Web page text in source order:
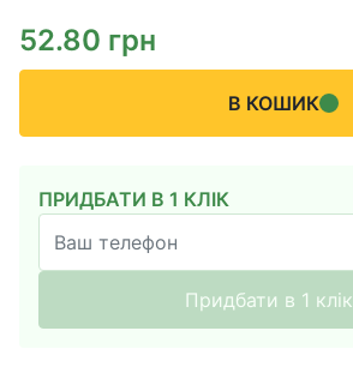
52.80 грн
В КОШИК
ПРИДБАТИ В 1 КЛІК
Придбати в 1 клік